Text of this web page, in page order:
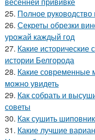
25. Полное руководство
26. Секреты обрезки
урожай каждый год
27. Какие
истории Белгорода
28. Какие современные
можно увидеть
29. Как собрать и
советы
30. Как сушить
31. Какие лучшие